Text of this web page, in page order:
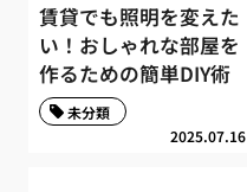
賃貸でも照明を変えた
い！おしゃれな部屋を
作るための簡単DIY術
2025.07.16
未分類